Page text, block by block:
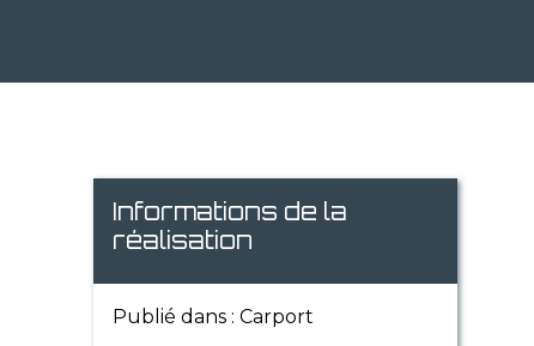
Informations de la
réalisation
Publié dans : Carport